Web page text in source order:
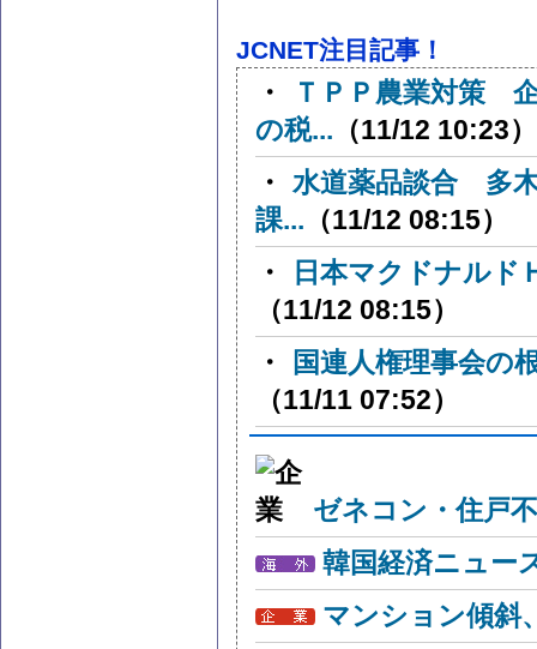
JCNET注目記事！
・
ＴＰＰ農業対策
の税... （11/12 10:23）
・ 水道薬品談合 多
課... （11/12 08:15）
・
日本マクドナル
（11/12 08:15）
・
国連人権理事会の
（11/11 07:52）
ゼネコン・住戸
韓国経済ニュー
マンション傾斜